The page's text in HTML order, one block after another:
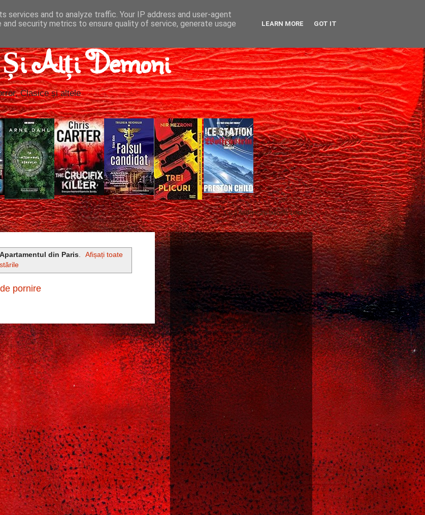
Alți Demoni
Clasice și altele
Gică Andreica's favorite books »
Apartamentul din Paris.
Afișați toate
pornire
services and to analyze traffic. Your IP address and user-agent
security metrics to ensure quality of service, generate usage
LEARN MORE GOT IT